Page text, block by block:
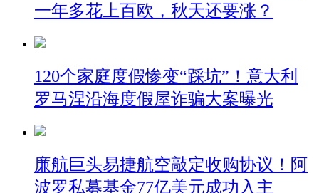
一年多花上百欧，秋天还要涨？
120个家庭度假惨变“踩坑”！意大利
罗马涅沿海度假屋诈骗大案曝光
廉航巨头易捷航空敲定收购协议！阿
波罗私募基金77亿美元成功入主